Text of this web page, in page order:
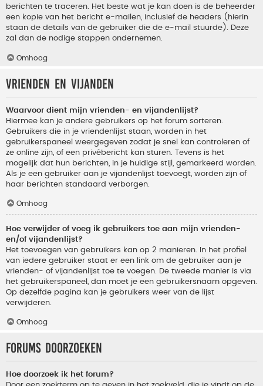
berichten te traceren. Het beste wat je kan doen is de beheerder
een kopie van het bericht e-mailen, inclusief de headers (hierin
staan de details van de gebruiker die de e-mail stuurde). Deze
zal dan de nodige stappen ondernemen.
Omhoog
Vrienden en vijanden
Waarvoor dient mijn vrienden- en vijandenlijst?
Hiermee kan je andere gebruikers op het forum sorteren.
Gebruikers die in je vriendenlijst staan, worden in het
gebruikerspaneel weergegeven zodat je snel kan controleren of
ze online zijn, of een privébericht kan sturen. Tevens is het
mogelijk dat hun berichten, in je huidige stijl, gemarkeerd worden.
Als je een gebruiker aan je vijandenlijst toevoegt, worden zijn of
haar berichten standaard verborgen.
Omhoog
Hoe verwijder of voeg ik gebruikers toe aan mijn vrienden-
en/of vijandenlijst?
Het toevoegen van gebruikers kan op 2 manieren. In het profiel
van iedere gebruiker staat er een link om de gebruiker aan je
vrienden- of vijandenlijst toe te voegen. De tweede manier is via
het gebruikerspaneel, dan moet je een gebruikersnaam opgeven.
Op dezelfde pagina kan je gebruikers weer van de lijst
verwijderen.
Omhoog
Forums doorzoeken
Hoe doorzoek ik het forum?